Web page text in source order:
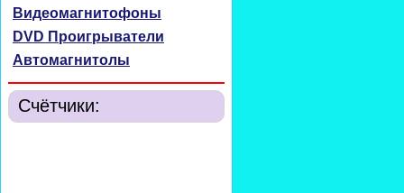
Видеомагнитофоны
DVD Проигрыватели
Автомагнитолы
Счётчики: